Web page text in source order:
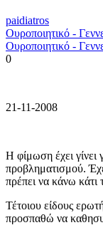
paidiatros
Ουροποιητικό -
Ουροποιητικό -
0
21-11-2008
Η φίμωση έχει γίνει
προβληματισμού.
πρέπει να κάνω
Τέτοιου είδους
προσπαθώ να